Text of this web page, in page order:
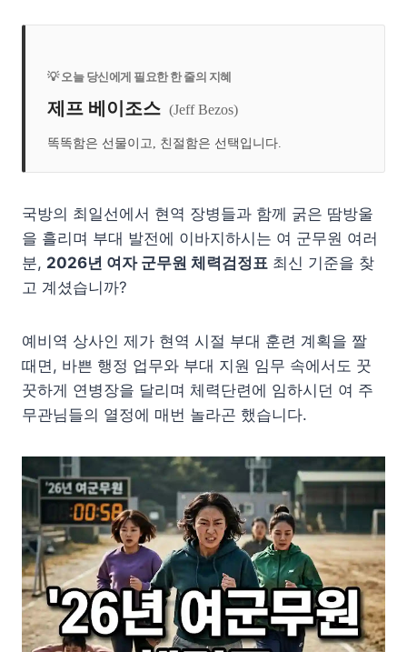
💡 오늘 당신에게 필요한 한 줄의 지혜
제프 베이조스 (Jeff Bezos)
똑똑함은 선물이고, 친절함은 선택입니다.
국방의 최일선에서 현역 장병들과 함께 굵은 땀방울
을 흘리며 부대 발전에 이바지하시는 여 군무원 여러
분, 2026년 여자 군무원 체력검정표 최신 기준을 찾
고 계셨습니까?
예비역 상사인 제가 현역 시절 부대 훈련 계획을 짤
때면, 바쁜 행정 업무와 부대 지원 임무 속에서도 꿋
꿋하게 연병장을 달리며 체력단련에 임하시던 여 주
무관님들의 열정에 매번 놀라곤 했습니다.